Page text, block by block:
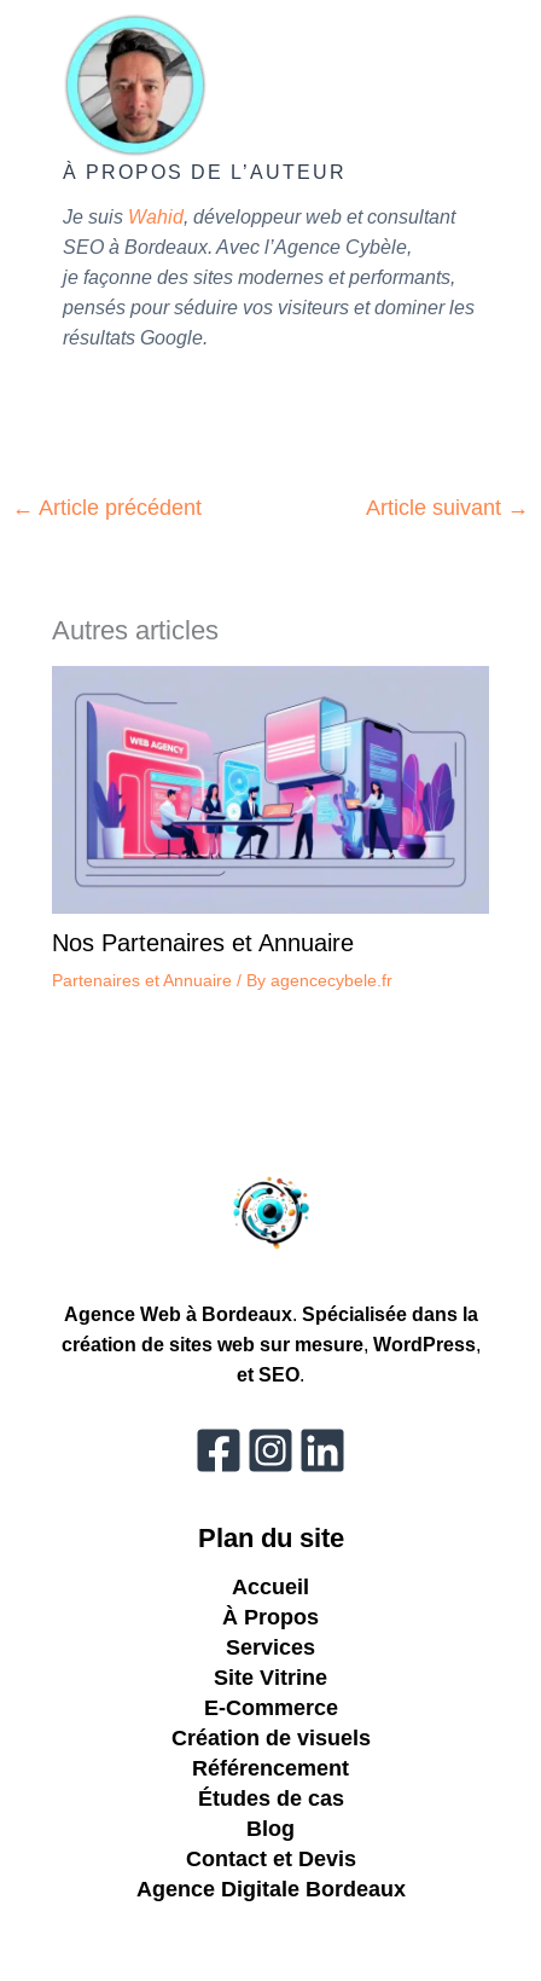
À PROPOS DE L’AUTEUR
Je suis Wahid, développeur web et consultant
SEO à Bordeaux. Avec l’Agence Cybèle,
je façonne des sites modernes et performants,
pensés pour séduire vos visiteurs et dominer les
résultats Google.
← Article précédent Article suivant →
Autres articles
Nos Partenaires et Annuaire
Partenaires et Annuaire / By agencecybele.fr
Agence Web à Bordeaux. Spécialisée dans la
création de sites web sur mesure, WordPress,
et SEO.
Plan du site
Accueil
À Propos
Services
Site Vitrine
E-Commerce
Création de visuels
Référencement
Études de cas
Blog
Contact et Devis
Agence Digitale Bordeaux